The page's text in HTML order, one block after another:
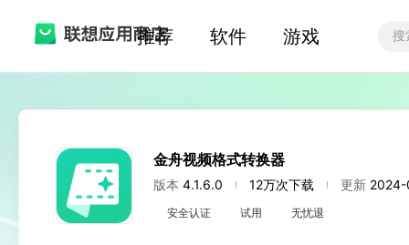
推荐 软件 游戏
金舟视频格式转换器
版本 4.1.6.0 12万次下载 更新
安全认证 试用 无忧退